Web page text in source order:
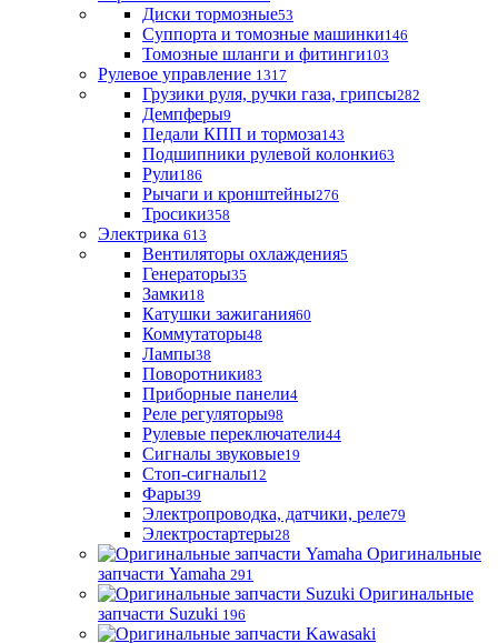
Диски тормозные53
Суппорта и томозные машинки146
Томозные шланги и фитинги103
Рулевое управление 1317
Грузики руля, ручки газа, грипсы282
Демпферы9
Педали КПП и тормоза143
Подшипники рулевой колонки63
Рули186
Рычаги и кронштейны276
Тросики358
Электрика 613
Вентиляторы охлаждения5
Генераторы35
Замки18
Катушки зажигания60
Коммутаторы48
Лампы38
Поворотники83
Приборные панели4
Реле регуляторы98
Рулевые переключатели44
Сигналы звуковые19
Стоп-сигналы12
Фары39
Электропроводка, датчики, реле79
Электростартеры28
Оригинальные
запчасти Yamaha 291
Оригинальные
запчасти Suzuki 196